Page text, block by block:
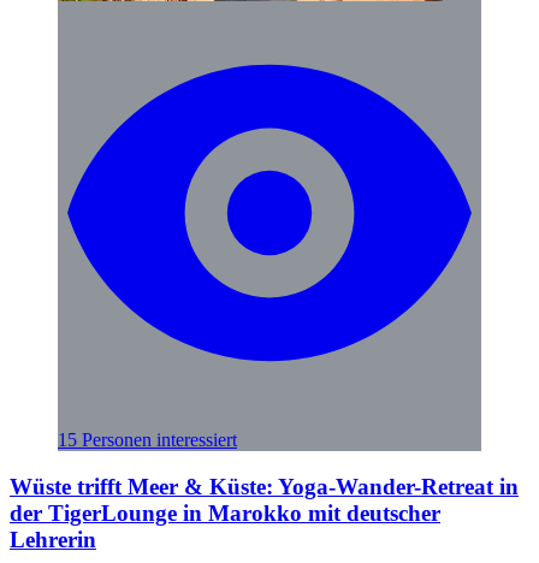
15 Personen interessiert
Wüste trifft Meer & Küste: Yoga-Wander-Retreat in
der TigerLounge in Marokko mit deutscher
Lehrerin